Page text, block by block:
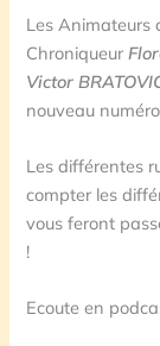
Les Animateurs
Chroniqueur
Victor
nouveau
Les différentes
compter les
vous feront
!
Ecoute en